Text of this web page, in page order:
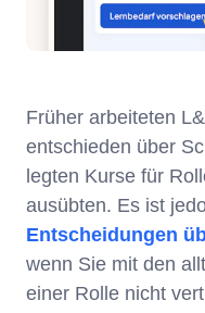
Früher arbeiteten
entschieden über
legten Kurse für
ausübten. Es ist
Entscheidungen
wenn Sie mit den
einer Rolle nicht